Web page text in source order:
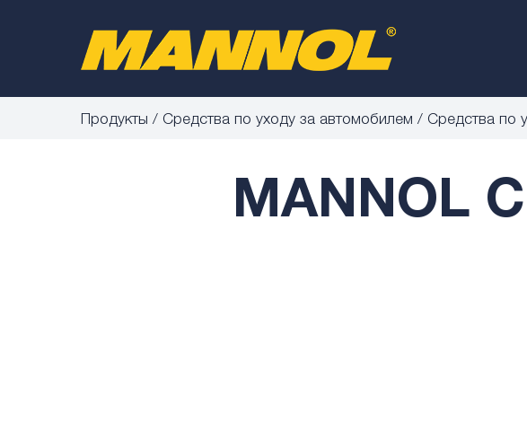
Продукты Средства по уходу за автомобилем Средства по
MANNOL